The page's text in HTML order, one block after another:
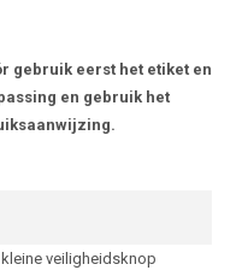
gebruik eerst het etiket en
en gebruik het
veiligheidsknop